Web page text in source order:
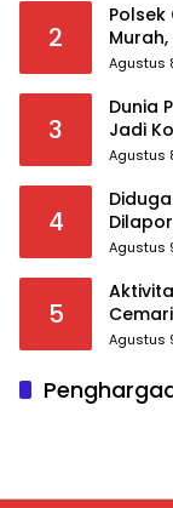
2
Agustus
3
Dunia
Jadi
Agustus
4
Agustus
5
Agustus